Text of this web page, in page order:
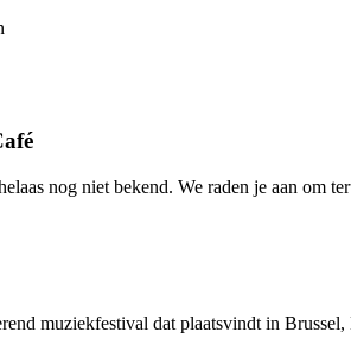
nog niet bekend. We raden je aan om
muziekfestival dat plaatsvindt in